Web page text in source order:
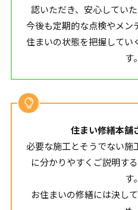
認いただき、安心してい
今後も定期的な点検やメン
住まいの状態を把握してい
す。
住まい修繕本舗
必要な施工とそうでない施
に分かりやすくご説明す
す。
お住まいの修繕には決し